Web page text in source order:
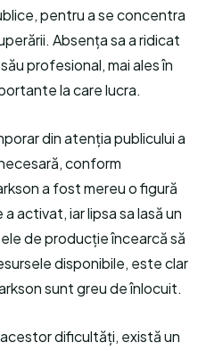
pentru a se concentra
Absența sa a ridicat
profesional, mai ales în
la care lucra.
din atenția publicului a
conform
a fost mereu o figură
activat, iar lipsa sa lasă un
de producție încearcă să
disponibile, este clar
sunt greu de înlocuit.
dificultăți, există un